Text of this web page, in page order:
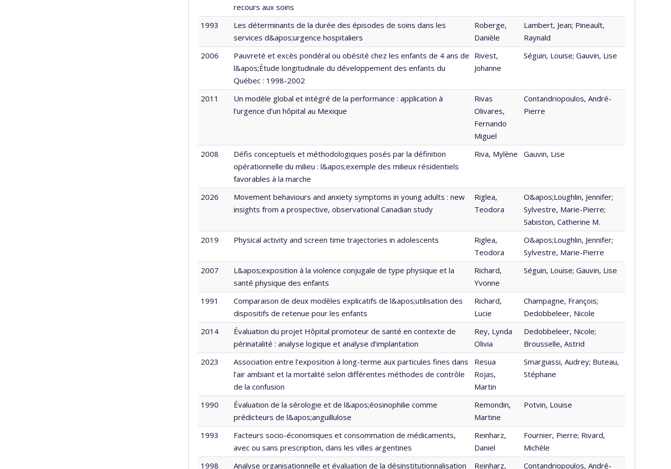
recours aux soins
1993
Les déterminants de la durée des épisodes de soins dans les
services d&apos;urgence hospitaliers
Roberge,
Danièle
Lambert, Jean; Pineault,
Raynald
2006
Pauvreté et excès pondéral ou obésité chez les enfants de 4 ans de
l&apos;Étude longitudinale du développement des enfants du
Québec : 1998-2002
Rivest,
Johanne
Séguin, Louise; Gauvin, Lise
2011
Un modèle global et intégré de la performance : application à
l’urgence d’un hôpital au Mexique
Rivas
Olivares,
Fernando
Miguel
Contandriopoulos, André-
Pierre
2008
Défis conceptuels et méthodologiques posés par la définition
opérationnelle du milieu : l&apos;exemple des milieux résidentiels
favorables à la marche
Riva, Mylène Gauvin, Lise
2026
Movement behaviours and anxiety symptoms in young adults : new
insights from a prospective, observational Canadian study
Riglea,
Teodora
O&apos;Loughlin, Jennifer;
Sylvestre, Marie-Pierre;
Sabiston, Catherine M.
2019
Physical activity and screen time trajectories in adolescents
Riglea,
Teodora
O&apos;Loughlin, Jennifer;
Sylvestre, Marie-Pierre
2007
L&apos;exposition à la violence conjugale de type physique et la
santé physique des enfants
Richard,
Yvonne
Séguin, Louise; Gauvin, Lise
1991
Comparaison de deux modèles explicatifs de l&apos;utilisation des
dispositifs de retenue pour les enfants
Richard,
Lucie
Champagne, François;
Dedobbeleer, Nicole
2014
Évaluation du projet Hôpital promoteur de santé en contexte de
périnatalité : analyse logique et analyse d’implantation
Rey, Lynda
Olivia
Dedobbeleer, Nicole;
Brousselle, Astrid
2023
Association entre l’exposition à long-terme aux particules fines dans
l’air ambiant et la mortalité selon différentes méthodes de contrôle
de la confusion
Resua
Rojas,
Martin
Smargiassi, Audrey; Buteau,
Stéphane
1990
Évaluation de la sérologie et de l&apos;éosinophilie comme
prédicteurs de l&apos;anguillulose
Remondin,
Martine
Potvin, Louise
1993
Facteurs socio-économiques et consommation de médicaments,
avec ou sans prescription, dans les villes argentines
Reinharz,
Daniel
Fournier, Pierre; Rivard,
Michèle
1998
Analyse organisationnelle et évaluation de la désinstitutionnalisation
Reinharz,
Contandriopoulos, André-